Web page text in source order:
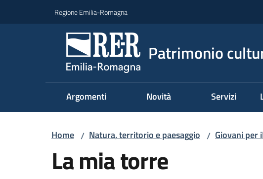
Regione Emilia-Romagna
Patrimonio
Argomenti Novità Servizi
Home / Natura, territorio e paesaggio / Giovani
La mia torre